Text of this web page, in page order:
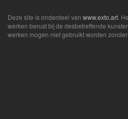
Deze site is onderdeel van www.exto.art.
werken berust bij de desbetreffende
werken mogen niet gebruikt worden